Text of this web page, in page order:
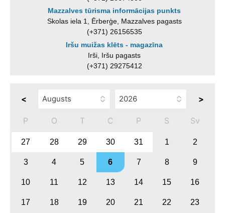
Mazzalves tūrisma informācijas punkts
Skolas iela 1, Ērberģe, Mazzalves pagasts
(+371) 26156535
Iršu muižas klēts - magazīna
Irši, Iršu pagasts
(+371) 29275412
< >
P O T C P S Sv
27 28 29 30 31 1 2
3 4 5 6 7 8 9
10 11 12 13 14 15 16
17 18 19 20 21 22 23